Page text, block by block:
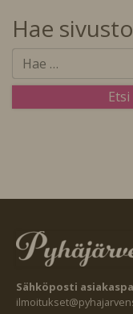
Hae
Sähköposti